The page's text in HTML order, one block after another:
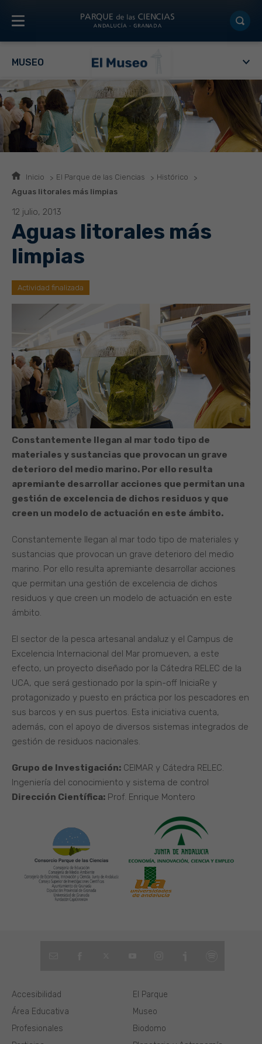
MUSEO
Inicio El Parque de las Ciencias
Histórico
Aguas litorales más limpias
12 julio, 2013
Aguas litorales más
limpias
Actividad finalizada
Constantemente llegan al mar todo tipo de
materiales y sustancias que provocan un grave
deterioro del medio marino. Por ello resulta
apremiante desarrollar acciones que permitan una
gestión de excelencia de dichos residuos y que
creen un modelo de actuación en este ámbito.
Constantemente llegan al mar todo tipo de materiales y
sustancias que provocan un grave deterioro del medio
marino. Por ello resulta apremiante desarrollar acciones
que permitan una gestión de excelencia de dichos
residuos y que creen un modelo de actuación en este
ámbito.
El sector de la pesca artesanal andaluz y el Campus de
Excelencia Internacional del Mar promueven, a este
efecto, un proyecto diseñado por la Cátedra RELEC de la
UCA, que será gestionado por la spin-off IniciaRe y
protagonizado y puesto en práctica por los pescadores en
sus barcos y en sus puertos. Esta iniciativa cuenta,
además, con el apoyo de diversos sistemas integrados de
gestión de residuos nacionales.
Grupo de Investigación: CEIMAR y Cátedra RELEC.
Ingeniería del conocimiento y sistema de control
Dirección Científica: Prof. Enrique Montero
El Parque
Museo
Biodomo
Área Educativa
Profesionales
Accesibilidad